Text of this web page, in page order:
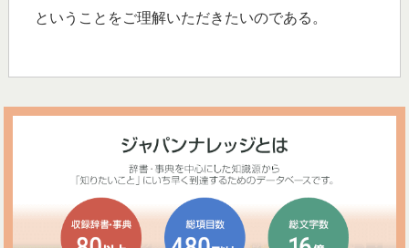
ということをご理解いただきたいのである。